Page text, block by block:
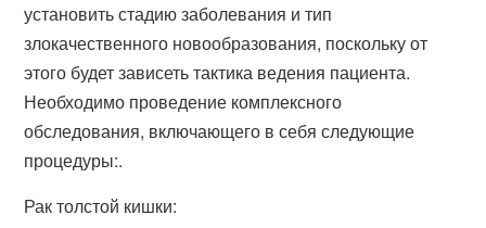
установить стадию заболевания и тип
злокачественного новообразования, поскольку от
этого будет зависеть тактика ведения пациента.
Необходимо проведение комплексного
обследования, включающего в себя следующие
процедуры:.
Рак толстой кишки: